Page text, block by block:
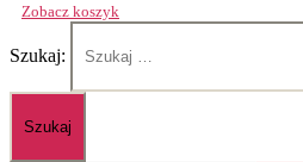
Zobacz koszyk
Szukaj: